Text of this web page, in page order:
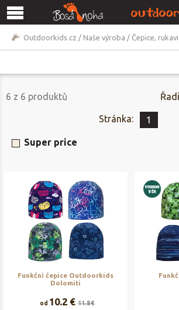
Outdoorkids.cz / Naše výroba / Čepice,
6 z 6 produktů
Stránka: 1
Super price
Funkční čepice Outdoorkids
Dolomiti
od 10.2 € 11.8 €